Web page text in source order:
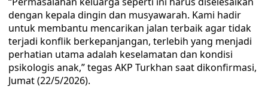
dengan kepala dingin dan musyawarah. Kami hadir
untuk membantu mencarikan jalan terbaik agar tidak
terjadi konflik berkepanjangan, terlebih yang menjadi
perhatian utama adalah keselamatan dan kondisi
psikologis anak,” tegas AKP Turkhan saat dikonfirmasi,
Jumat (22/5/2026).